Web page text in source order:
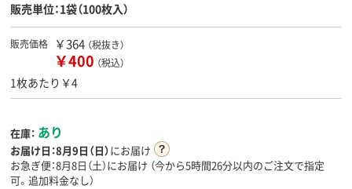
販売単位：1袋（100枚入）
販売価格 ￥364 （税抜き）
￥400 （税込）
1枚あたり￥4
在庫： あり
お届け日：8月9日（日）にお届け
お急ぎ便：8月8日（土）にお届け （今から5時間26分以内のご注文で指定
可。追加料金なし）